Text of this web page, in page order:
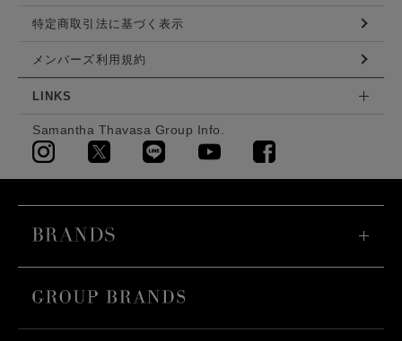
特定商取引法に基づく表示
メンバーズ利用規約
LINKS
Samantha Thavasa Group Info.